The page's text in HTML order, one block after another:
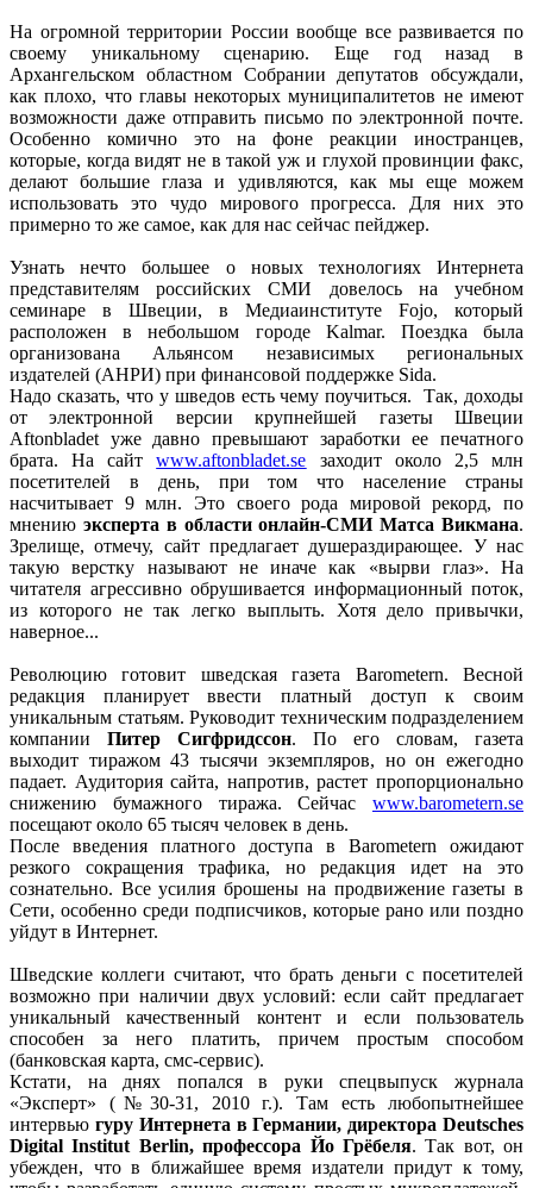
На огромной территории России вообще все развивается по
своему уникальному сценарию. Еще год назад в
Архангельском областном Собрании депутатов обсуждали,
как плохо, что главы некоторых муниципалитетов не имеют
возможности даже отправить письмо по электронной почте.
Особенно комично это на фоне реакции иностранцев,
которые, когда видят не в такой уж и глухой провинции факс,
делают большие глаза и удивляются, как мы еще можем
использовать это чудо мирового прогресса. Для них это
примерно то же самое, как для нас сейчас пейджер.
Узнать нечто большее о новых технологиях Интернета
представителям российских СМИ довелось на учебном
семинаре в Швеции, в Медиаинституте Fojo, который
расположен в небольшом городе Kalmar. Поездка была
организована Альянсом независимых региональных
издателей (АНРИ) при финансовой поддержке Sida.
Надо сказать, что у шведов есть чему поучиться. Так, доходы
от электронной версии крупнейшей газеты Швеции
Aftonbladet уже давно превышают заработки ее печатного
брата. На сайтwww.aftonbladet.se заходит около 2,5 млн
посетителей в день, при том что население страны
насчитывает 9 млн. Это своего рода мировой рекорд, по
мнению эксперта в области онлайн-СМИ Матса Викмана.
Зрелище, отмечу, сайт предлагает душераздирающее. У нас
такую верстку называют не иначе как «вырви глаз». На
читателя агрессивно обрушивается информационный поток,
из которого не так легко выплыть. Хотя дело привычки,
наверное...
Революцию готовит шведская газета Barometern. Весной
редакция планирует ввести платный доступ к своим
уникальным статьям. Руководит техническим подразделением
компании Питер Сигфридссон. По его словам, газета
выходит тиражом 43 тысячи экземпляров, но он ежегодно
падает. Аудитория сайта, напротив, растет пропорционально
снижению бумажного тиража. Сейчас www.barometern.se
посещают около 65 тысяч человек в день.
После введения платного доступа в Barometern ожидают
резкого сокращения трафика, но редакция идет на это
сознательно. Все усилия брошены на продвижение газеты в
Сети, особенно среди подписчиков, которые рано или поздно
уйдут в Интернет.
Шведские коллеги считают, что брать деньги с посетителей
возможно при наличии двух условий: если сайт предлагает
уникальный качественный контент и если пользователь
способен за него платить, причем простым способом
(банковская карта, смс-сервис).
Кстати, на днях попался в руки спецвыпуск журнала
«Эксперт» (№30-31, 2010 г.). Там есть любопытнейшее
интервью гуру Интернета в Германии, директора Deutsches
Digital Institut Berlin, профессора Йо Грёбеля. Так вот, он
убежден, что в ближайшее время издатели придут к тому,